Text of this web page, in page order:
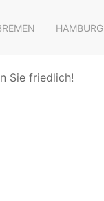
HAMBURG
Sie friedlich!